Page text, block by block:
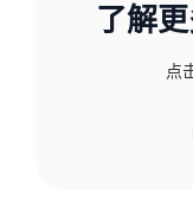
了解
点